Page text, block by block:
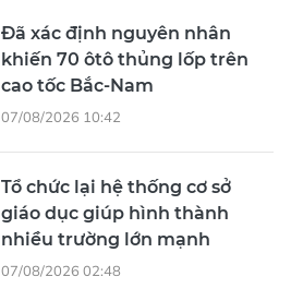
Đã xác định nguyên nhân
khiến 70 ôtô thủng lốp trên
cao tốc Bắc-Nam
07/08/2026 10:42
Tổ chức lại hệ thống cơ sở
giáo dục giúp hình thành
nhiều trường lớn mạnh
07/08/2026 02:48